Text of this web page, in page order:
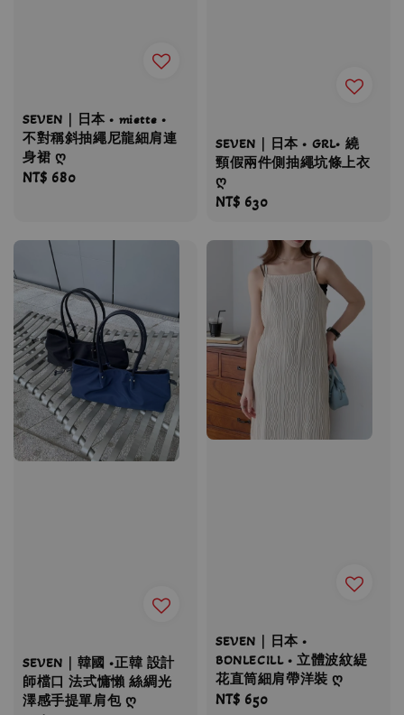
SEVEN｜日本 • miette •
不對稱斜抽繩尼龍細肩連
身裙 ღ
Regular
NT$ 680
SEVEN｜日本 • GRL• 繞
頸假兩件側抽繩坑條上衣
ღ
Regular
NT$ 630
SEVEN｜韓國 •正韓 設計
師檔口 法式慵懶 絲綢光
澤感手提單肩包 ღ
SEVEN｜日本 •
BONLECILL • 立體波紋緹
花直筒細肩帶洋裝 ღ
Regular
NT$ 650